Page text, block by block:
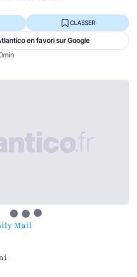
CLASSER
en favori sur Google
Mail